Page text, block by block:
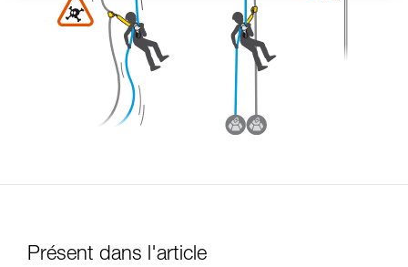
Présent dans l'article